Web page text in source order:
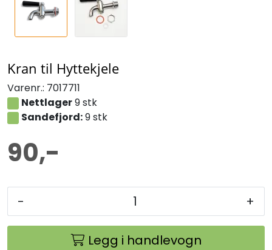
Kran til Hyttekjele
Varenr.: 7017711
Nettlager9 stk
Sandefjord:9 stk
90,-
- +
Legg i handlevogn